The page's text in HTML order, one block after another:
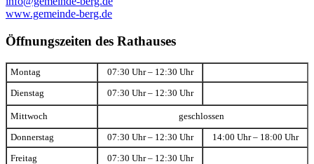
www.gemeinde-berg.de
Öffnungszeiten des Rathauses
Montag 07:30 Uhr – 12:30 Uhr
Dienstag 07:30 Uhr – 12:30 Uhr
Mittwoch geschlossen
Donnerstag 07:30 Uhr – 12:30 Uhr 14:00 Uhr – 18:00 Uhr
Freitag 07:30 Uhr – 12:30 Uhr